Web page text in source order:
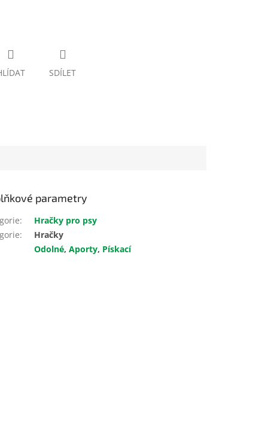
SDÍLET
parametry
:
Hračky pro psy
:
Hračky
Odolné,Aporty, Pískací